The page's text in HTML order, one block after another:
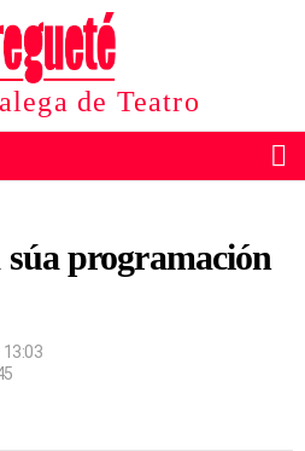
de Teatro
programación